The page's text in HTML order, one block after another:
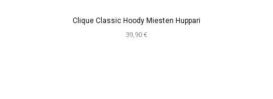
Clique Classic Hoody Miesten Huppari
39,90 €